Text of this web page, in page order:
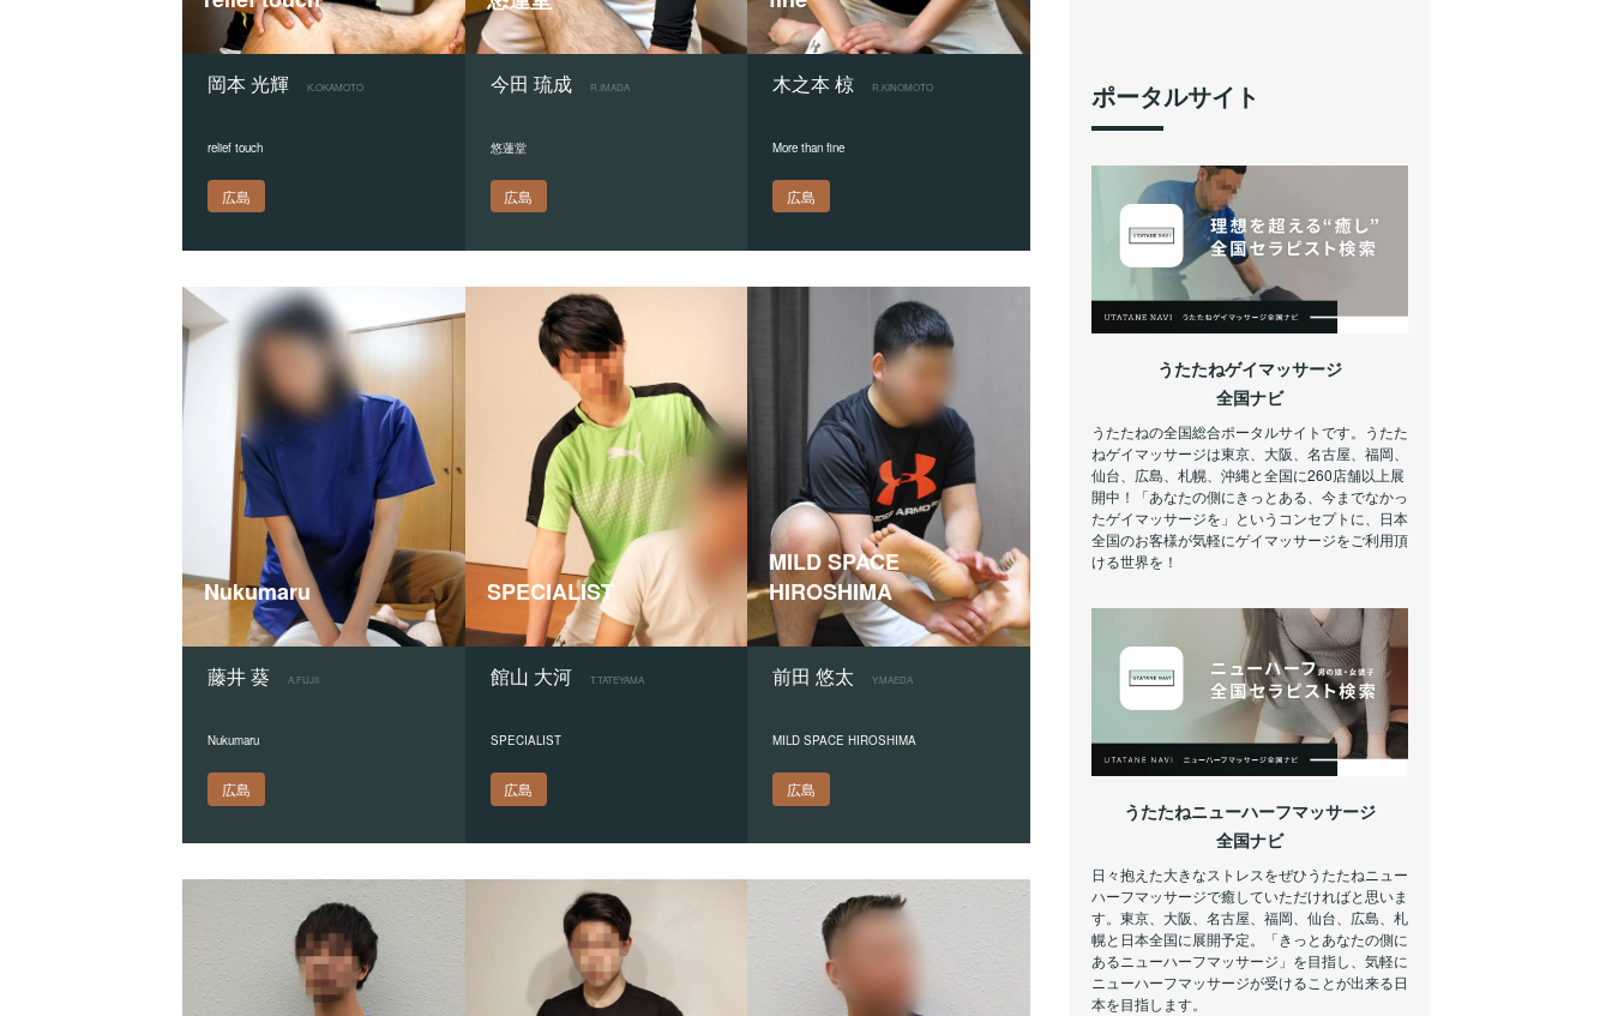
岡本 光輝 K.OKAMOTO
relief touch
広島
今田 琉成 R.IMADA
悠蓮堂
広島
木之本 椋 R.KINOMOTO
More than fine
広島
Nukumaru
藤井 葵 A.FUJII
Nukumaru
広島
SPECIALIST
館山 大河 T.TATEYAMA
SPECIALIST
広島
MILD SPACE
HIROSHIMA
前田 悠太 Y.MAEDA
MILD SPACE HIROSHIMA
広島
ポータルサイト
うたたねゲイマッサージ
全国ナビ
うたたねの全国総合ポータルサイトです。うたた
ねゲイマッサージは東京、大阪、名古屋、福岡、
仙台、広島、札幌、沖縄と全国に260店舗以上展
開中！「あなたの側にきっとある、今までなかっ
たゲイマッサージを」というコンセプトに、日本
全国のお客様が気軽にゲイマッサージをご利用頂
ける世界を！
うたたねニューハーフマッサージ
全国ナビ
日々抱えた大きなストレスをぜひうたたねニュー
ハーフマッサージで癒していただければと思いま
す。東京、大阪、名古屋、福岡、仙台、広島、札
幌と日本全国に展開予定。「きっとあなたの側に
あるニューハーフマッサージ」を目指し、気軽に
ニューハーフマッサージが受けることが出来る日
本を目指します。